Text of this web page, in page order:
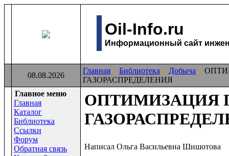
Oil-Info.ru
Информационный сайт
08.08.2026
Главная Библиотека Добыча
ГАЗОРАСПРЕДЕЛЕНИЯ
Главное меню
Главная
Каталог
Библиотека
Ссылки
Форум
Обратная связь
ОПТИМИЗАЦИЯ
Написал Ольга Васильевна Шишотова